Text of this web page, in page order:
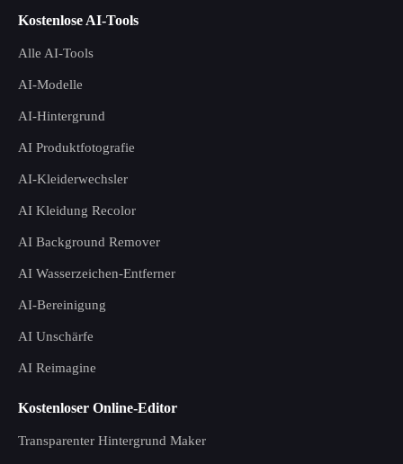
Kostenlose AI-Tools
Alle AI-Tools
AI-Modelle
AI-Hintergrund
AI Produktfotografie
AI-Kleiderwechsler
AI Kleidung Recolor
AI Background Remover
AI Wasserzeichen-Entferner
AI-Bereinigung
AI Unschärfe
AI Reimagine
Kostenloser Online-Editor
Transparenter Hintergrund Maker